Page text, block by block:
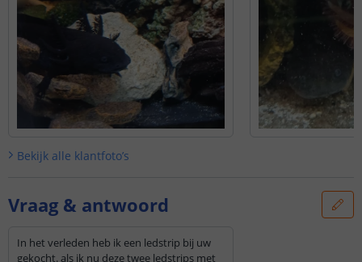
Bekijk alle klantfoto’s
Vraag & antwoord
In het verleden heb ik een ledstrip bij uw
gekocht. als ik nu deze twee ledstrips met